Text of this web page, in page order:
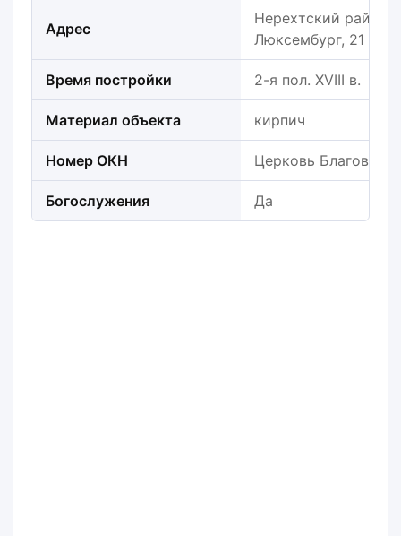
Адрес
Нерехтский район,
Люксембург, 21
Время постройки 2-я пол. XVIII в.
Материал объекта кирпич
Номер ОКН Церковь
Богослужения Да